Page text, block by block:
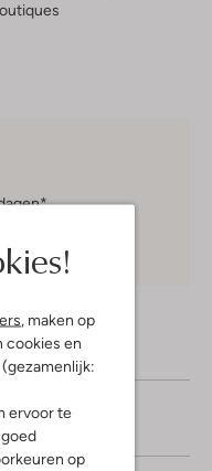
, maken op
cookies en
ervoor te
op